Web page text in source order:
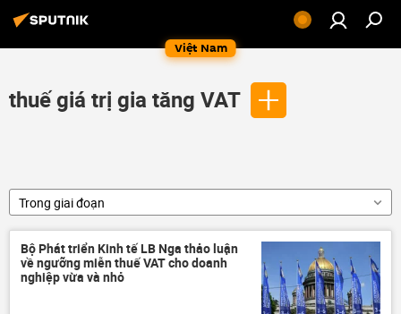
Việt Nam
thuế giá trị gia tăng VAT
Trong giai đoạn
Bộ Phát triển Kinh tế LB Nga thảo luận
về ngưỡng miễn thuế VAT cho doanh
nghiệp vừa và nhỏ